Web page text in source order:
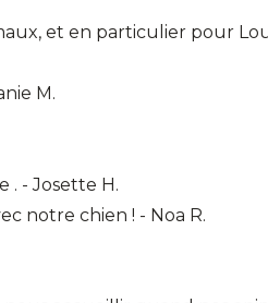
et en particulier pour
M.
. - Josette H.
notre chien ! - Noa R.